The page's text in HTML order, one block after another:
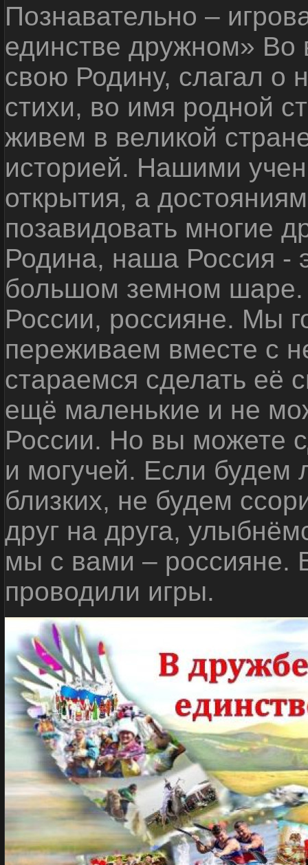
Познавательно –
единстве дружном»
свою Родину, слагал о
стихи, во имя родной
живем в великой
историей. Нашими
открытия, а
позавидовать многие
Родина, наша Россия -
большом земном
России, россияне. Мы
переживаем вместе с
стараемся сделать её
ещё маленькие и не
России. Но вы можете
и могучей. Если будем
близких, не будем
друг на друга,
мы с вами – россияне.
проводили игры.